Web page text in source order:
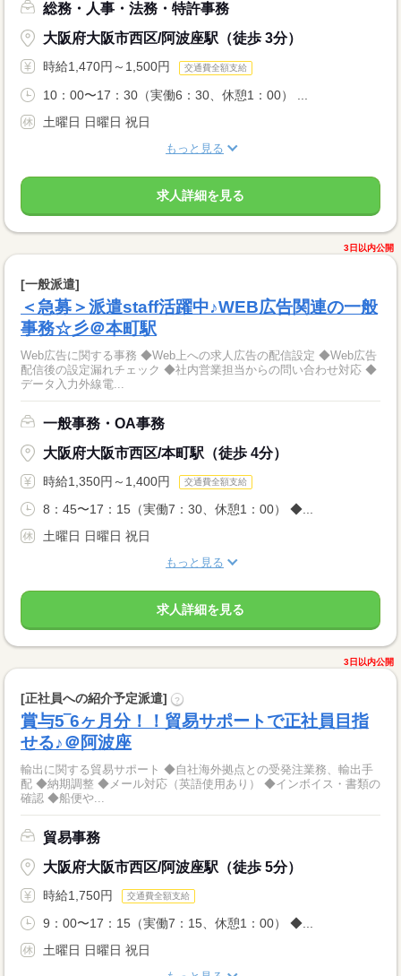
総務・人事・法務・特許事務
大阪府大阪市西区/阿波座駅（徒歩 3分）
時給1,470円～1,500円 交通費全額支給
10：00〜17：30（実働6：30、休憩1：00） ...
土曜日 日曜日 祝日
もっと見る
求人詳細を見る
3日以内公開
[一般派遣]
＜急募＞派遣staff活躍中♪WEB広告関連の一般
事務☆彡＠本町駅
Web広告に関する事務 ◆Web上への求人広告の配信設定 ◆Web広告
配信後の設定漏れチェック ◆社内営業担当からの問い合わせ対応 ◆
データ入力外線電...
一般事務・OA事務
大阪府大阪市西区/本町駅（徒歩 4分）
時給1,350円～1,400円 交通費全額支給
8：45〜17：15（実働7：30、休憩1：00） ◆...
土曜日 日曜日 祝日
もっと見る
求人詳細を見る
3日以内公開
[正社員への紹介予定派遣] ?
賞与5‾6ヶ月分！！貿易サポートで正社員目指
せる♪＠阿波座
輸出に関する貿易サポート ◆自社海外拠点との受発注業務、輸出手
配 ◆納期調整 ◆メール対応（英語使用あり） ◆インボイス・書類の
確認 ◆船便や...
貿易事務
大阪府大阪市西区/阿波座駅（徒歩 5分）
時給1,750円 交通費全額支給
9：00〜17：15（実働7：15、休憩1：00） ◆...
土曜日 日曜日 祝日